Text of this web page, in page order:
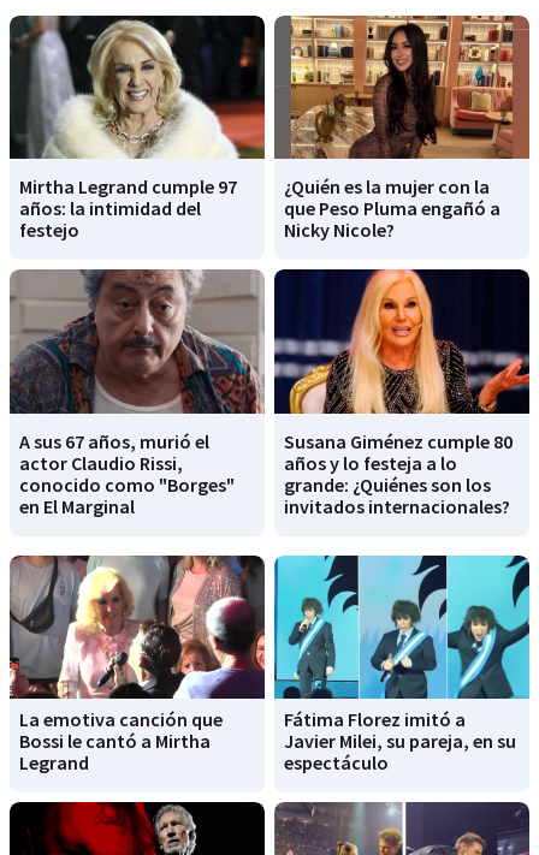
Mirtha Legrand cumple 97
años: la intimidad del
festejo
¿Quién es la mujer con la
que Peso Pluma engañó a
Nicky Nicole?
A sus 67 años, murió el
actor Claudio Rissi,
conocido como "Borges"
en El Marginal
Susana Giménez cumple 80
años y lo festeja a lo
grande: ¿Quiénes son los
invitados internacionales?
La emotiva canción que
Bossi le cantó a Mirtha
Legrand
Fátima Florez imitó a
Javier Milei, su pareja, en su
espectáculo